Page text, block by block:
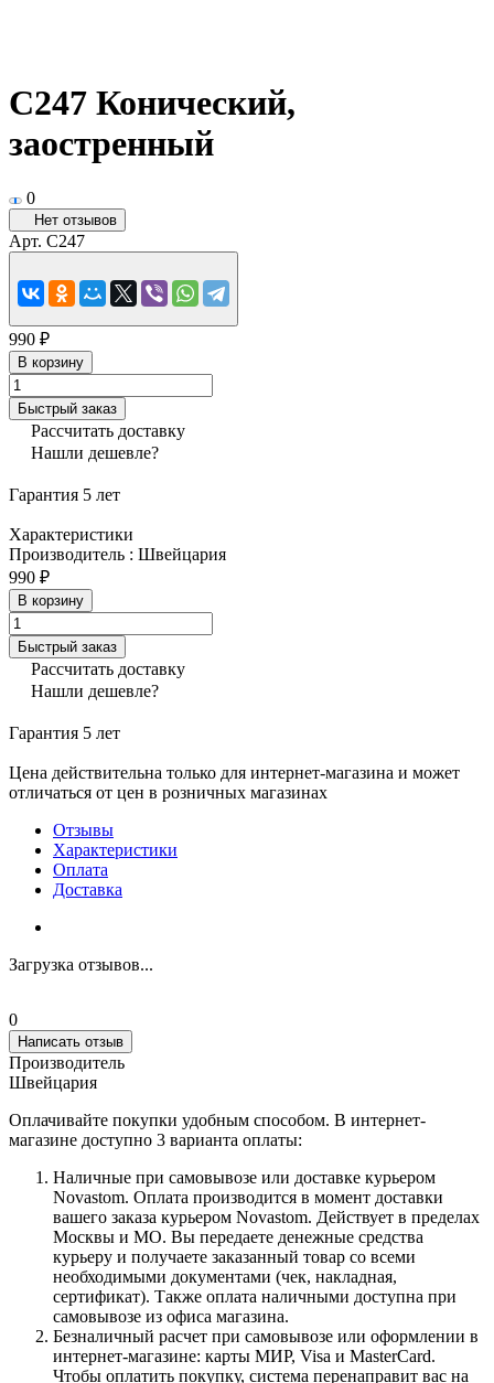
C247 Конический,
заостренный
0
Нет отзывов
Арт. C247
990 ₽
В корзину
Быстрый заказ
Рассчитать доставку
Нашли дешевле?
Гарантия 5 лет
Характеристики
Производитель : Швейцария
990 ₽
В корзину
Быстрый заказ
Рассчитать доставку
Нашли дешевле?
Гарантия 5 лет
Цена действительна только для интернет-магазина и может
отличаться от цен в розничных магазинах
Отзывы
Характеристики
Оплата
Доставка
Загрузка отзывов...
0
Написать отзыв
Производитель
Швейцария
Оплачивайте покупки удобным способом. В интернет-
магазине доступно 3 варианта оплаты:
Наличные при самовывозе или доставке курьером
Novastom. Оплата производится в момент доставки
вашего заказа курьером Novastom. Действует в пределах
Москвы и МО. Вы передаете денежные средства
курьеру и получаете заказанный товар со всеми
необходимыми документами (чек, накладная,
сертификат). Также оплата наличными доступна при
самовывозе из офиса магазина.
Безналичный расчет при самовывозе или оформлении в
интернет-магазине: карты МИР, Visa и MasterCard.
Чтобы оплатить покупку, система перенаправит вас на